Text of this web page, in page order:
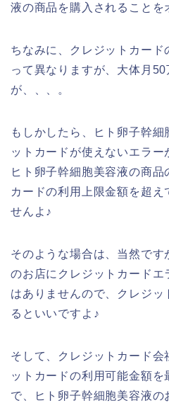
液の商品を購入されることを
ちなみに、クレジットカード
って異なりますが、大体月
が、、、。
もしかしたら、ヒト卵子幹
ットカードが使えないエラー
ヒト卵子幹細胞美容液の商品
カードの利用上限金額を超え
せんよ♪
そのような場合は、当然です
のお店にクレジットカードエ
はありませんので、クレジッ
るといいですよ♪
そして、クレジットカード会
ットカードの利用可能金額を
で、ヒト卵子幹細胞美容液の